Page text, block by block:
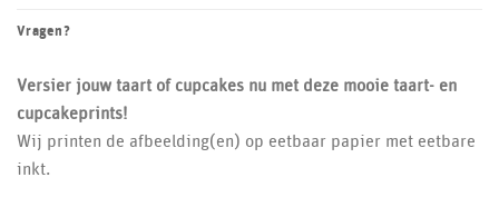
Vragen?
Versier jouw taart of cupcakes nu met deze mooie taart- en
cupcakeprints!
Wij printen de afbeelding(en) op eetbaar papier met eetbare
inkt.